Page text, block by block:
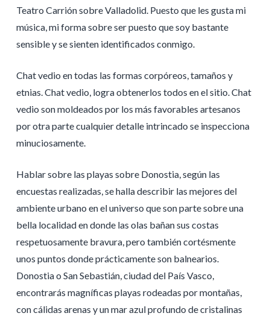
Teatro Carrión sobre Valladolid. Puesto que les gusta mi
música, mi forma sobre ser puesto que soy bastante
sensible y se sienten identificados conmigo.
Chat vedio en todas las formas corpóreos, tamaños y
etnias. Chat vedio, logra obtenerlos todos en el sitio. Chat
vedio son moldeados por los más favorables artesanos
por otra parte cualquier detalle intrincado se inspecciona
minuciosamente.
Hablar sobre las playas sobre Donostia, según las
encuestas realizadas, se halla describir las mejores del
ambiente urbano en el universo que son parte sobre una
bella localidad en donde las olas bañan sus costas
respetuosamente bravura, pero también cortésmente
unos puntos donde prácticamente son balnearios.
Donostia o San Sebastián, ciudad del País Vasco,
encontrarás magníficas playas rodeadas por montañas,
con cálidas arenas y un mar azul profundo de cristalinas